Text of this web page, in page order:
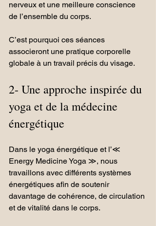
nerveux et une meilleure conscience
de l’ensemble du corps.
C’est pourquoi ces séances
associeront une pratique corporelle
globale à un travail précis du visage.
2- Une approche inspirée du
yoga et de la médecine
énergétique
Dans le yoga énergétique et l’≪
Energy Medicine Yoga ≫, nous
travaillons avec différents systèmes
énergétiques afin de soutenir
davantage de cohérence, de circulation
et de vitalité dans le corps.